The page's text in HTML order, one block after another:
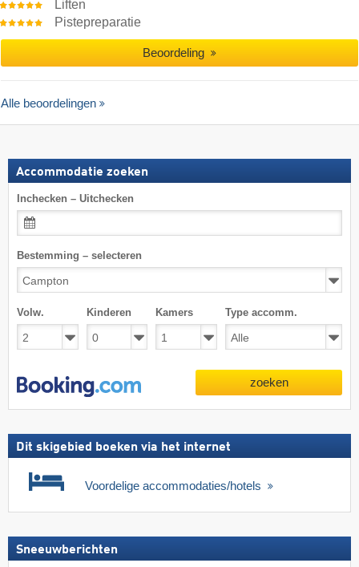
Liften
Pistepreparatie
Beoordeling
Alle beoordelingen
Accommodatie zoeken
Inchecken – Uitchecken
Bestemming – selecteren
Volw. Kinderen Kamers Type accomm.
zoeken
Dit skigebied boeken via het internet
Voordelige accommodaties/hotels
Sneeuwberichten